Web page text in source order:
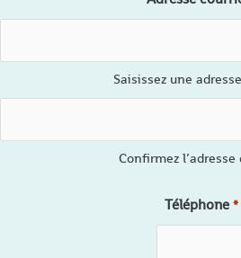
Saisissez une
Confirmez l’adresse
Téléphone *